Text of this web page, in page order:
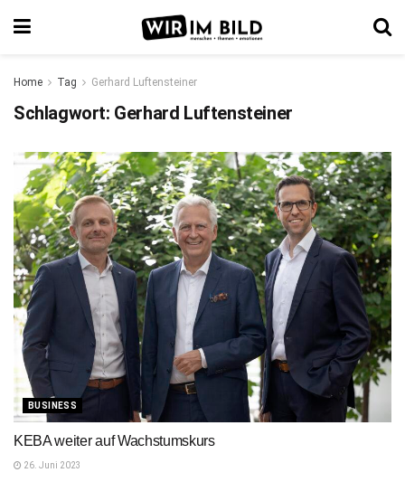
Home Tag Gerhard Luftensteiner
Schlagwort: Gerhard Luftensteiner
BUSINESS
KEBA weiter auf Wachstumskurs
26. Juni 2023